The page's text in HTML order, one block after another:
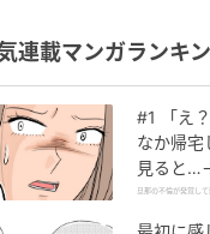
連載マンガランキ
#1 「え
なか帰宅
見ると
旦那の不
旦那の不倫が発覚し